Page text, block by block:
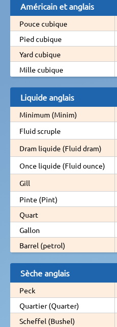
Américain et anglais
Pouce cubique
Pied cubique
Yard cubique
Mille cubique
Liquide anglais
Minimum (Minim)
Fluid scruple
Dram liquide (Fluid dram)
Once liquide (Fluid ounce)
Gill
Pinte (Pint)
Quart
Gallon
Barrel (petrol)
Sèche anglais
Peck
Quartier (Quarter)
Scheffel (Bushel)